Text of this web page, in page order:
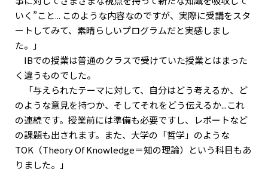
いく”こと... このような内容なのですが、実際に受講をスタ
ートしてみて、素晴らしいプログラムだと実感しまし
た。」
IBでの授業は普通のクラスで受けていた授業とはまった
く違うものでした。
「与えられたテーマに対して、自分はどう考えるか、ど
のような意見を持つか、そしてそれをどう伝えるか...これ
の連続です。授業前には準備も必要ですし、レポートなど
の課題も出されます。また、大学の「哲学」のような
TOK（Theory Of Knowledge＝知の理論）という科目もあ
りました。」